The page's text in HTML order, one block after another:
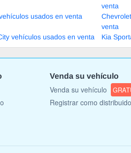
venta
usados en venta
venta
vehículos usados en venta
Kia
Venda su vehículo
Venda su vehículo
Registrar como